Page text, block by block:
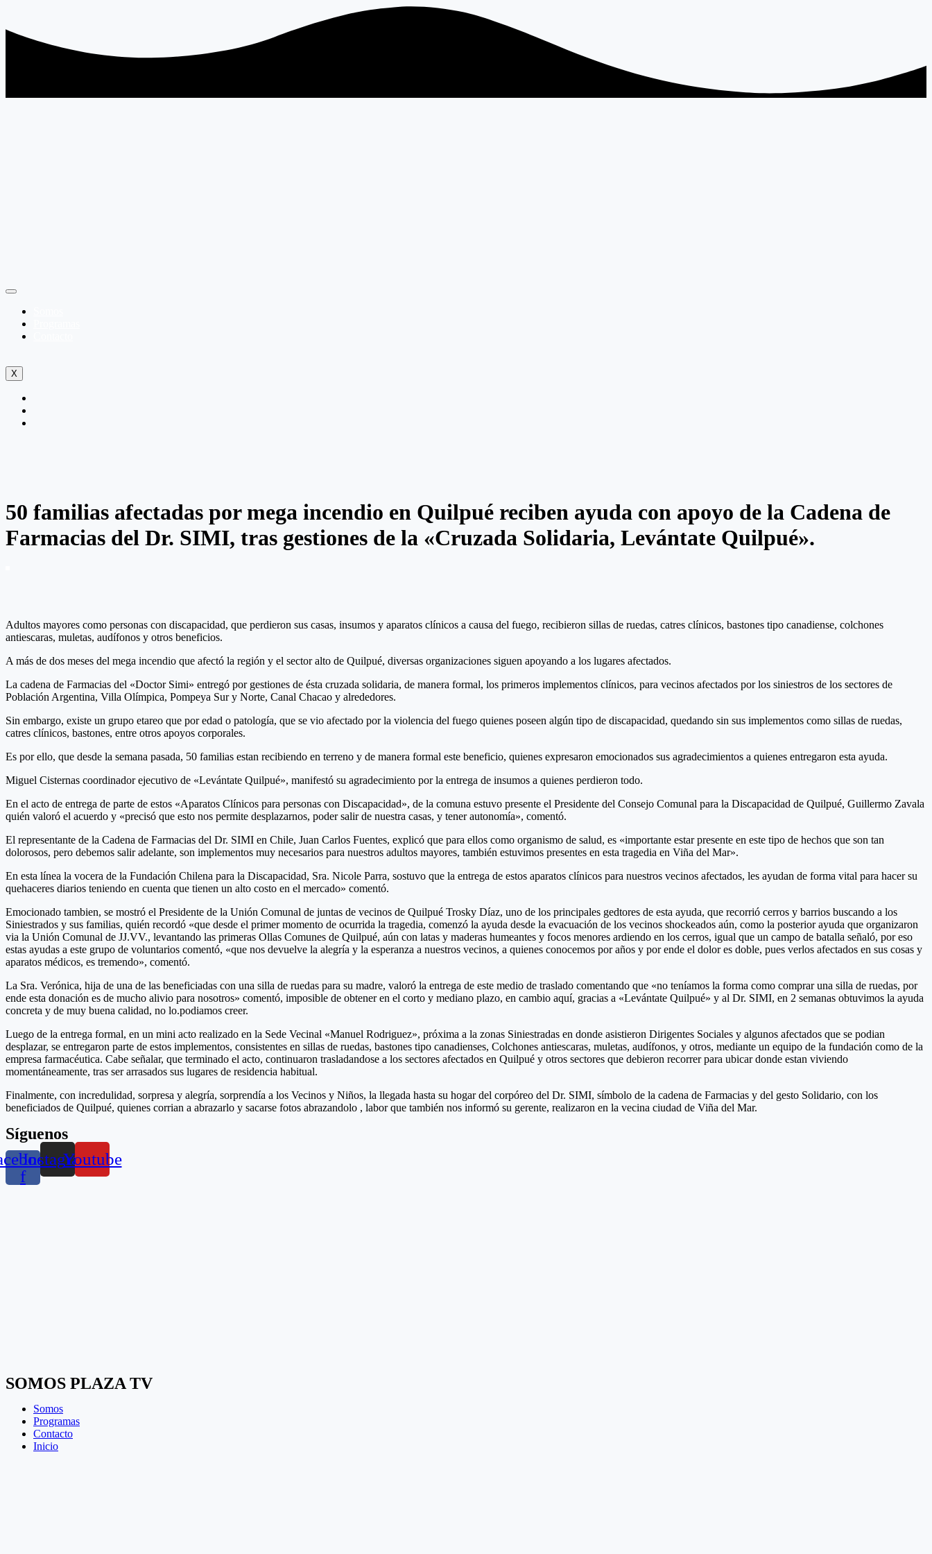
X
50 familias afectadas por mega incendio en Quilpué reciben ayuda con apoyo de la Cadena de
Farmacias del Dr. SIMI, tras gestiones de la «Cruzada Solidaria, Levántate Quilpué».
Adultos mayores como personas con discapacidad, que perdieron sus casas, insumos y aparatos clínicos a causa del fuego, recibieron sillas de ruedas, catres clínicos, bastones tipo canadiense, colchones
antiescaras, muletas, audífonos y otros beneficios.
A más de dos meses del mega incendio que afectó la región y el sector alto de Quilpué, diversas organizaciones siguen apoyando a los lugares afectados.
La cadena de Farmacias del «Doctor Simi» entregó por gestiones de ésta cruzada solidaria, de manera formal, los primeros implementos clínicos, para vecinos afectados por los siniestros de los sectores de
Población Argentina, Villa Olímpica, Pompeya Sur y Norte, Canal Chacao y alrededores.
Sin embargo, existe un grupo etareo que por edad o patología, que se vio afectado por la violencia del fuego quienes poseen algún tipo de discapacidad, quedando sin sus implementos como sillas de ruedas,
catres clínicos, bastones, entre otros apoyos corporales.
Es por ello, que desde la semana pasada, 50 familias estan recibiendo en terreno y de manera formal este beneficio, quienes expresaron emocionados sus agradecimientos a quienes entregaron esta ayuda.
Miguel Cisternas coordinador ejecutivo de «Levántate Quilpué», manifestó su agradecimiento por la entrega de insumos a quienes perdieron todo.
En el acto de entrega de parte de estos «Aparatos Clínicos para personas con Discapacidad», de la comuna estuvo presente el Presidente del Consejo Comunal para la Discapacidad de Quilpué, Guillermo Zavala
quién valoró el acuerdo y «precisó que esto nos permite desplazarnos, poder salir de nuestra casas, y tener autonomía», comentó.
El representante de la Cadena de Farmacias del Dr. SIMI en Chile, Juan Carlos Fuentes, explicó que para ellos como organismo de salud, es «importante estar presente en este tipo de hechos que son tan
dolorosos, pero debemos salir adelante, son implementos muy necesarios para nuestros adultos mayores, también estuvimos presentes en esta tragedia en Viña del Mar».
En esta línea la vocera de la Fundación Chilena para la Discapacidad, Sra. Nicole Parra, sostuvo que la entrega de estos aparatos clínicos para nuestros vecinos afectados, les ayudan de forma vital para hacer su
quehaceres diarios teniendo en cuenta que tienen un alto costo en el mercado» comentó.
Emocionado tambien, se mostró el Presidente de la Unión Comunal de juntas de vecinos de Quilpué Trosky Díaz, uno de los principales gedtores de esta ayuda, que recorrió cerros y barrios buscando a los
Siniestrados y sus familias, quién recordó «que desde el primer momento de ocurrida la tragedia, comenzó la ayuda desde la evacuación de los vecinos shockeados aún, como la posterior ayuda que organizaron
via la Unión Comunal de JJ.VV., levantando las primeras Ollas Comunes de Quilpué, aún con latas y maderas humeantes y focos menores ardiendo en los cerros, igual que un campo de batalla señaló, por eso
estas ayudas a este grupo de voluntarios comentó, «que nos devuelve la alegría y la esperanza a nuestros vecinos, a quienes conocemos por años y por ende el dolor es doble, pues verlos afectados en sus cosas y
aparatos médicos, es tremendo», comentó.
La Sra. Verónica, hija de una de las beneficiadas con una silla de ruedas para su madre, valoró la entrega de este medio de traslado comentando que «no teníamos la forma como comprar una silla de ruedas, por
ende esta donación es de mucho alivio para nosotros» comentó, imposible de obtener en el corto y mediano plazo, en cambio aquí, gracias a «Levántate Quilpué» y al Dr. SIMI, en 2 semanas obtuvimos la ayuda
concreta y de muy buena calidad, no lo.podiamos creer.
Luego de la entrega formal, en un mini acto realizado en la Sede Vecinal «Manuel Rodriguez», próxima a la zonas Siniestradas en donde asistieron Dirigentes Sociales y algunos afectados que se podian
desplazar, se entregaron parte de estos implementos, consistentes en sillas de ruedas, bastones tipo canadienses, Colchones antiescaras, muletas, audífonos, y otros, mediante un equipo de la fundación como de la
empresa farmacéutica. Cabe señalar, que terminado el acto, continuaron trasladandose a los sectores afectados en Quilpué y otros sectores que debieron recorrer para ubicar donde estan viviendo
momentáneamente, tras ser arrasados sus lugares de residencia habitual.
Finalmente, con incredulidad, sorpresa y alegría, sorprendía a los Vecinos y Niños, la llegada hasta su hogar del corpóreo del Dr. SIMI, símbolo de la cadena de Farmacias y del gesto Solidario, con los
beneficiados de Quilpué, quienes corrian a abrazarlo y sacarse fotos abrazandolo , labor que también nos informó su gerente, realizaron en la vecina ciudad de Viña del Mar.
Síguenos
f
InstagramYoutube
SOMOS PLAZA TV
Somos
Programas
Contacto
Inicio